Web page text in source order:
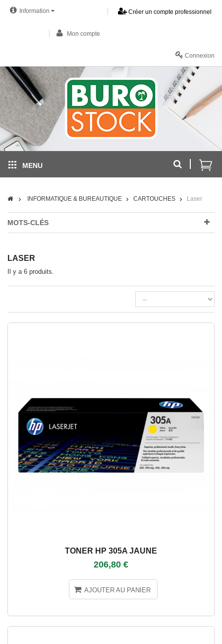
Information Créer un compte professionnel
Mon compte
Connexion
MENU
INFORMATIQUE & BUREAUTIQUE CARTOUCHES Laser
MOTS-CLÉS
LASER
Il y a 6 produits.
TONER HP 305A JAUNE
206,80 €
AJOUTER AU PANIER